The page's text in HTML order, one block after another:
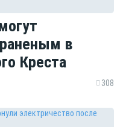
в
Креста
308